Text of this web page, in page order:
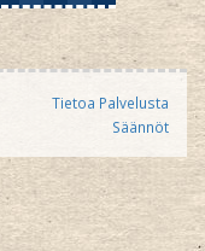
Tietoa Palvelusta
Säännöt